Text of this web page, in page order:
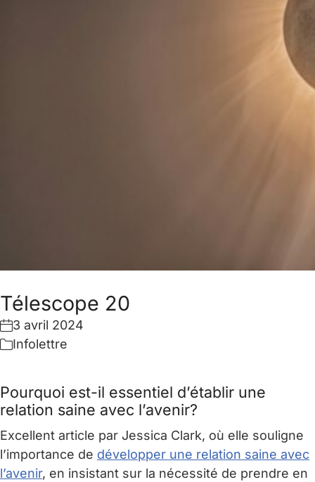
Télescope 20
3 avril 2024
Infolettre
Pourquoi est-il essentiel d’établir une
relation saine avec l’avenir?
Excellent article par Jessica Clark, où elle souligne
l’importance de développer une relation saine avec
l’avenir, en insistant sur la nécessité de prendre en